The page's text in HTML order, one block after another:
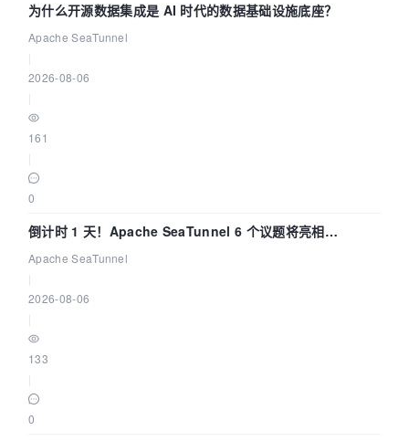
为什么开源数据集成是 AI 时代的数据基础设施底座？
Apache SeaTunnel
2026-08-06
161
0
倒计时 1 天！Apache SeaTunnel 6 个议题将亮相
Community Over Code Asia 2026
Apache SeaTunnel
2026-08-06
133
0